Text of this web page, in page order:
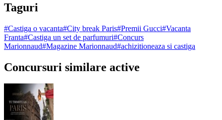
Taguri
#Castiga o vacanta#City break Paris#Premii Gucci#Vacanta
Franta#Castiga un set de parfumuri#Concurs
Marionnaud#Magazine Marionnaud#achizitioneaza si castiga
Concursuri similare active